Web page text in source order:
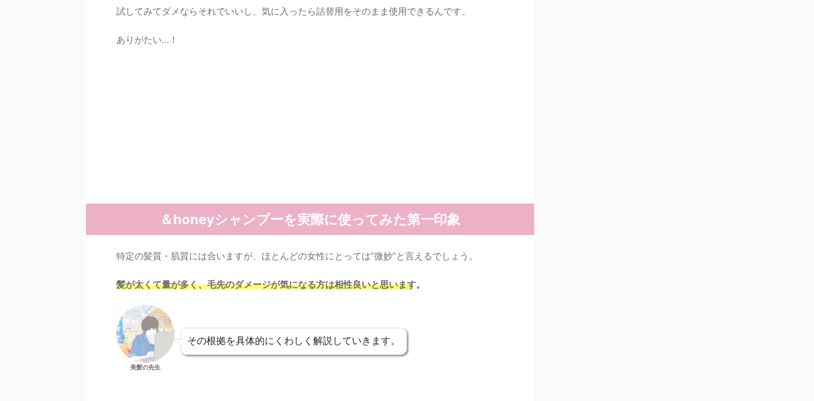
試してみてダメならそれでいいし、気に入ったら詰替用をそのまま使用できるんです。
ありがたい…！
＆honeyシャンプーを実際に使ってみた第一印象
特定の髪質・肌質には合いますが、ほとんどの女性にとっては”微妙”と言えるでしょう。
髪が太くて量が多く、毛先のダメージが気になる方は相性良いと思います。
美髪の先生
その根拠を具体的にくわしく解説していきます。